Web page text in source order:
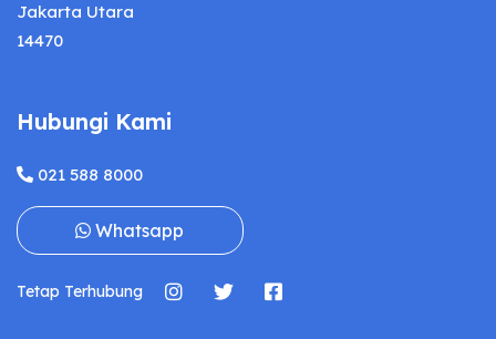
Jakarta Utara
14470
Hubungi Kami
021 588 8000
Whatsapp
Tetap Terhubung